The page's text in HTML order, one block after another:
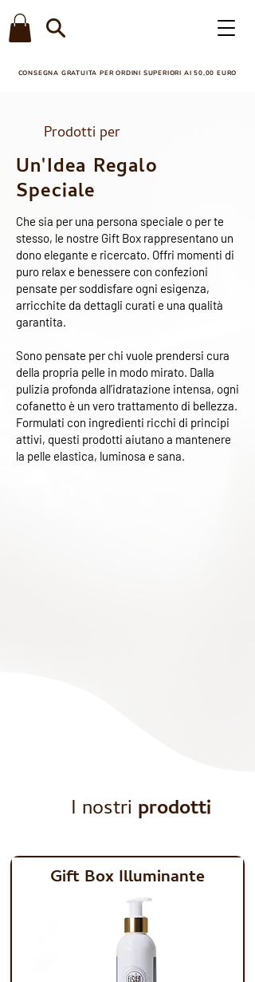
CONSEGNA GRATUITA PER ORDINI SUPERIORI AI 50,00 EURO​
Prodotti per
Un'Idea Regalo
Speciale
Che sia per una persona speciale o per te
stesso, le nostre Gift Box rappresentano un
dono elegante e ricercato. Offri momenti di
puro relax e benessere con confezioni
pensate per soddisfare ogni esigenza,
arricchite da dettagli curati e una qualità
garantita.
Sono pensate per chi vuole prendersi cura
della propria pelle in modo mirato. Dalla
pulizia profonda all’idratazione intensa, ogni
cofanetto è un vero trattamento di bellezza.
Formulati con ingredienti ricchi di principi
attivi, questi prodotti aiutano a mantenere
la pelle elastica, luminosa e sana.
I nostri prodotti
Gift Box Illuminante